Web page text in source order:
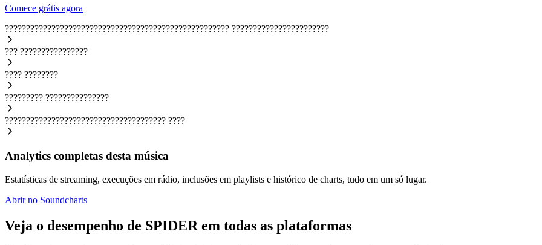
Comece grátis agora
????????????????????????????????????????????????????? ???????????????????????
??? ????????????????
???? ????????
????????? ???????????????
?????????????????????????????????????? ????
Analytics completas desta música
Estatísticas de streaming, execuções em rádio, inclusões em playlists e histórico de charts, tudo em um só lugar.
Abrir no Soundcharts
Veja o desempenho de SPIDER em todas as plataformas